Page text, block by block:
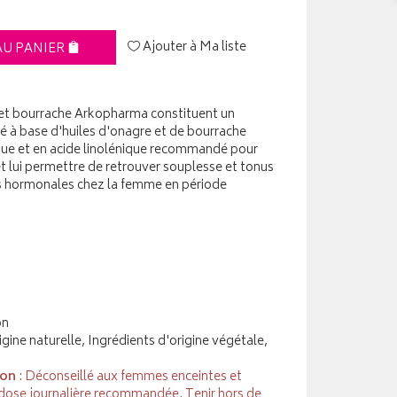
PANIER Ajouter à Ma liste
bourrache Arkopharma constituent un
base d'huiles d'onagre et de bourrache
et en acide linolénique recommandé pour
lui permettre de retrouver souplesse et tonus
chez la femme en période
naturelle, Ingrédients d'origine végétale,
: Déconseillé aux femmes enceintes et